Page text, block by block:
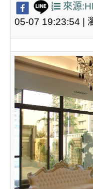
來源
05-07 19:23:54 |